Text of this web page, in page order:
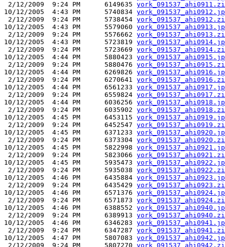
2/12/2009  9:24 PM      6149635
10/12/2005  4:43 PM      5740834
2/12/2009  9:24 PM      5738454
10/12/2005  4:43 PM      5579060
2/12/2009  9:24 PM      5576662
10/12/2005  4:43 PM      5723819
2/12/2009  9:24 PM      5723669
10/12/2005  4:44 PM      5880423
2/12/2009  9:24 PM      5880476
10/12/2005  4:44 PM      6269826
2/12/2009  9:24 PM      6270641
10/12/2005  4:44 PM      6561233
2/12/2009  9:24 PM      6559824
10/12/2005  4:44 PM      6036256
2/12/2009  9:24 PM      6035902
10/12/2005  4:45 PM      6453115
2/12/2009  9:24 PM      6452547
10/12/2005  4:45 PM      6371233
2/12/2009  9:24 PM      6373304
10/12/2005  4:45 PM      5822998
2/12/2009  9:24 PM      5823066
10/12/2005  4:45 PM      5935473
2/12/2009  9:24 PM      5935038
10/12/2005  4:46 PM      6435884
2/12/2009  9:24 PM      6435429
10/12/2005  4:46 PM      6571376
2/12/2009  9:24 PM      6571873
10/12/2005  4:46 PM      6388552
2/12/2009  9:24 PM      6389913
10/12/2005  4:46 PM      6346283
2/12/2009  9:24 PM      6347287
10/12/2005  4:47 PM      5807083
2/12/2009  9:24 PM      5807270